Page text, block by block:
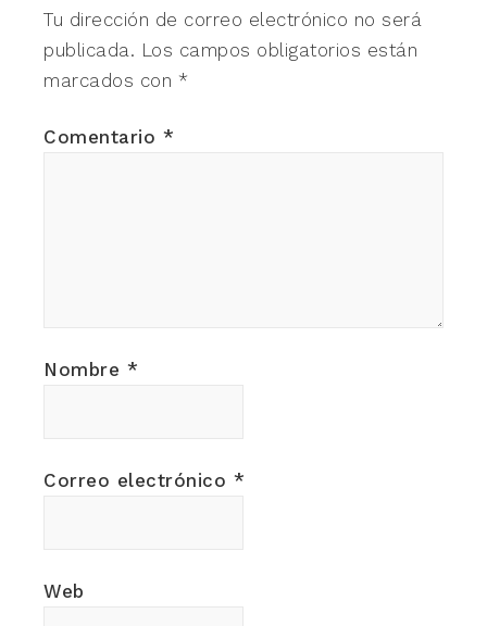
Tu dirección de correo electrónico no será
publicada. Los campos obligatorios están
marcados con *
Comentario *
Nombre *
Correo electrónico *
Web